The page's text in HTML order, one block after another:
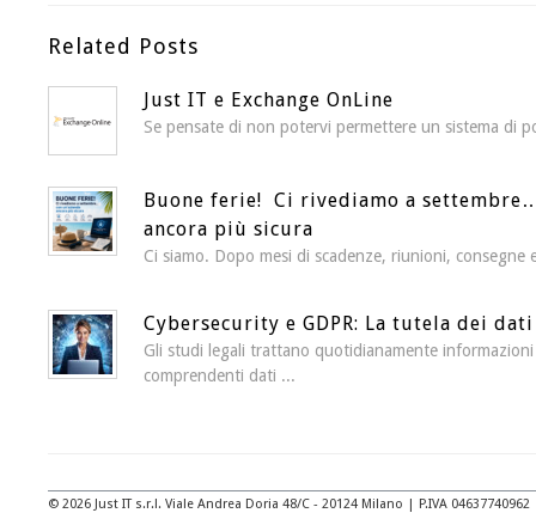
Related Posts
Just IT e Exchange OnLine
Se pensate di non potervi permettere un sistema di
Buone ferie! Ci rivediamo a
ancora più sicura
Ci siamo. Dopo mesi di scadenze, riunioni, consegne
Cybersecurity e GDPR: La tutela dei
Gli studi legali trattano quotidianamente
comprendenti dati ...
© 2026 Just IT s.r.l. Viale Andrea Doria 48/C - 20124 Milano | P.IVA